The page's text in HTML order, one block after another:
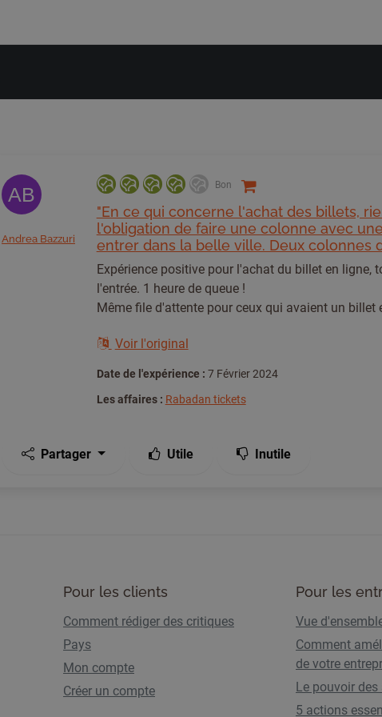
AB
Andrea Bazzuri
Bon
"En ce qui concerne l'achat des billets,
l'obligation de faire une colonne avec
entrer dans la belle ville. Deux colonnes
Expérience positive pour l'achat du billet en ligne,
l'entrée. 1 heure de queue !
Même file d'attente pour ceux qui avaient un billet
Voir l'original
Date de l'expérience : 7 Février 2024
Les affaires : Rabadan tickets
Partager Utile Inutile
Tickiwi Pour les clients
Comment rédiger des critiques
Pays
Mon compte
Créer un compte
Pour les
Vue
Comment
de votre
Le pouvoir
5 actions